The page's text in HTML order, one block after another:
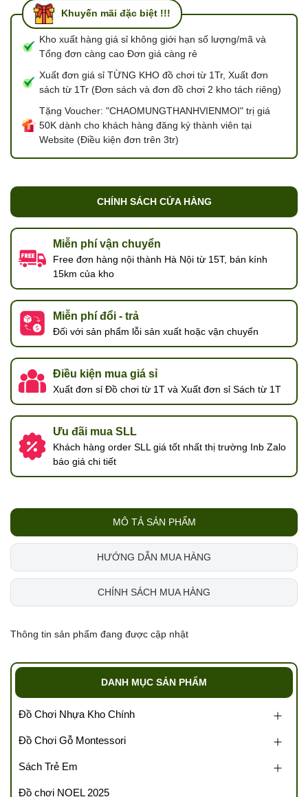
Khuyến mãi đặc biệt !!!
Kho xuất hàng giá sỉ không giới hạn số lượng/mã và
Tổng đơn càng cao Đơn giá càng rẻ
Xuất đơn giá sỉ TỪNG KHO đồ chơi từ 1Tr, Xuất đơn
sách từ 1Tr (Đơn sách và đơn đồ chơi 2 kho tách riêng)
Tặng Voucher: "CHAOMUNGTHANHVIENMOI" trị giá
50K dành cho khách hàng đăng ký thành viên tại
Website (Điều kiện đơn trên 3tr)
CHÍNH SÁCH CỬA HÀNG
Miễn phí vận chuyển
Free đơn hàng nội thành Hà Nội từ 15T, bán kính
15km của kho
Miễn phí đổi - trả
Đối với sản phẩm lỗi sản xuất hoặc vận chuyển
Điều kiện mua giá sỉ
Xuất đơn sỉ Đồ chơi từ 1T và Xuất đơn sỉ Sách từ 1T
Ưu đãi mua SLL
Khách hàng order SLL giá tốt nhất thị trường Inb Zalo
báo giá chi tiết
MÔ TẢ SẢN PHẨM
HƯỚNG DẪN MUA HÀNG
CHÍNH SÁCH MUA HÀNG
Thông tin sản phẩm đang được cập nhật
DANH MỤC SẢN PHẨM
Đồ Chơi Nhựa Kho Chính
Đồ Chơi Gỗ Montessori
Sách Trẻ Em
Đồ chơi NOEL 2025